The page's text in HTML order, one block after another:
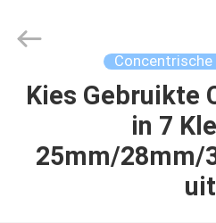
HUIS
PRODUCTEN
Co.,Ltd..
Concentrische
Kies Gebruikte
in 7
25mm/28mm/
uit